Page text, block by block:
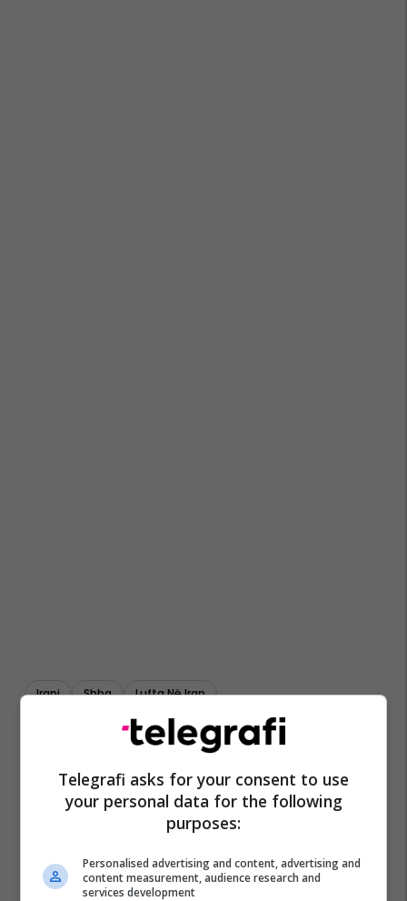
Irani Shba Lufta Në Iran
Telegrafi asks for your consent to use
your personal data for the following
purposes:
Personalised advertising and content, advertising and
content measurement, audience research and
services development